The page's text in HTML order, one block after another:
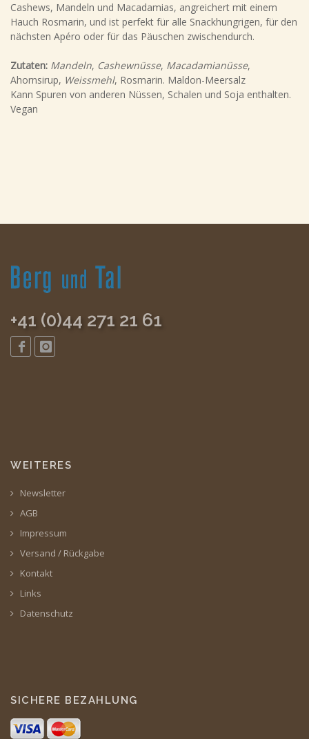
Cashews, Mandeln und Macadamias, angreichert mit einem
Hauch Rosmarin, und ist perfekt für alle Snackhungrigen, für den
nächsten Apéro oder für das Päuschen zwischendurch.
Zutaten: Mandeln, Cashewnüsse, Macadamianüsse,
Ahornsirup, Weissmehl, Rosmarin. Maldon-Meersalz
Kann Spuren von anderen Nüssen, Schalen und Soja enthalten.
Vegan
+41 (0)44 271 21 61
WEITERES
Newsletter
AGB
Impressum
Versand / Rückgabe
Kontakt
Links
Datenschutz
SICHERE BEZAHLUNG